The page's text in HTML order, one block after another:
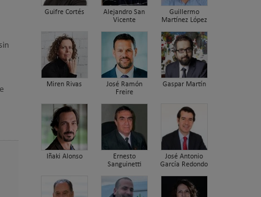
Guifre Cortés
Alejandro San
Vicente
Guillermo
Martínez López
Miren Rivas
José Ramón
Freire
Gaspar Martín
Iñaki Alonso
Ernesto
Sanguinetti
José Antonio
García Redondo